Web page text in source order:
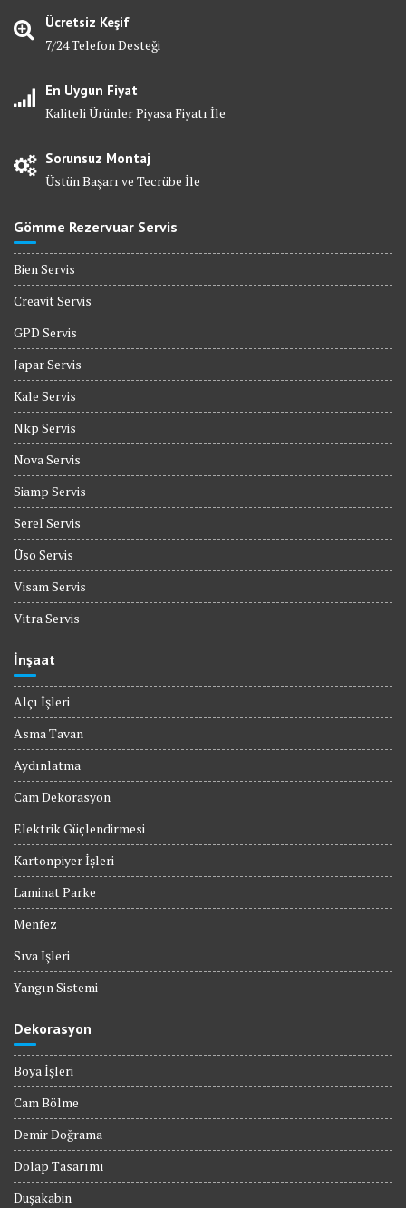
Ücretsiz Keşif
7/24 Telefon Desteği
En Uygun Fiyat
Kaliteli Ürünler Piyasa Fiyatı İle
Sorunsuz Montaj
Üstün Başarı ve Tecrübe İle
Gömme Rezervuar Servis
Bien Servis
Creavit Servis
GPD Servis
Japar Servis
Kale Servis
Nkp Servis
Nova Servis
Siamp Servis
Serel Servis
Üso Servis
Visam Servis
Vitra Servis
İnşaat
Alçı İşleri
Asma Tavan
Aydınlatma
Cam Dekorasyon
Elektrik Güçlendirmesi
Kartonpiyer İşleri
Laminat Parke
Menfez
Sıva İşleri
Yangın Sistemi
Dekorasyon
Boya İşleri
Cam Bölme
Demir Doğrama
Dolap Tasarımı
Duşakabin